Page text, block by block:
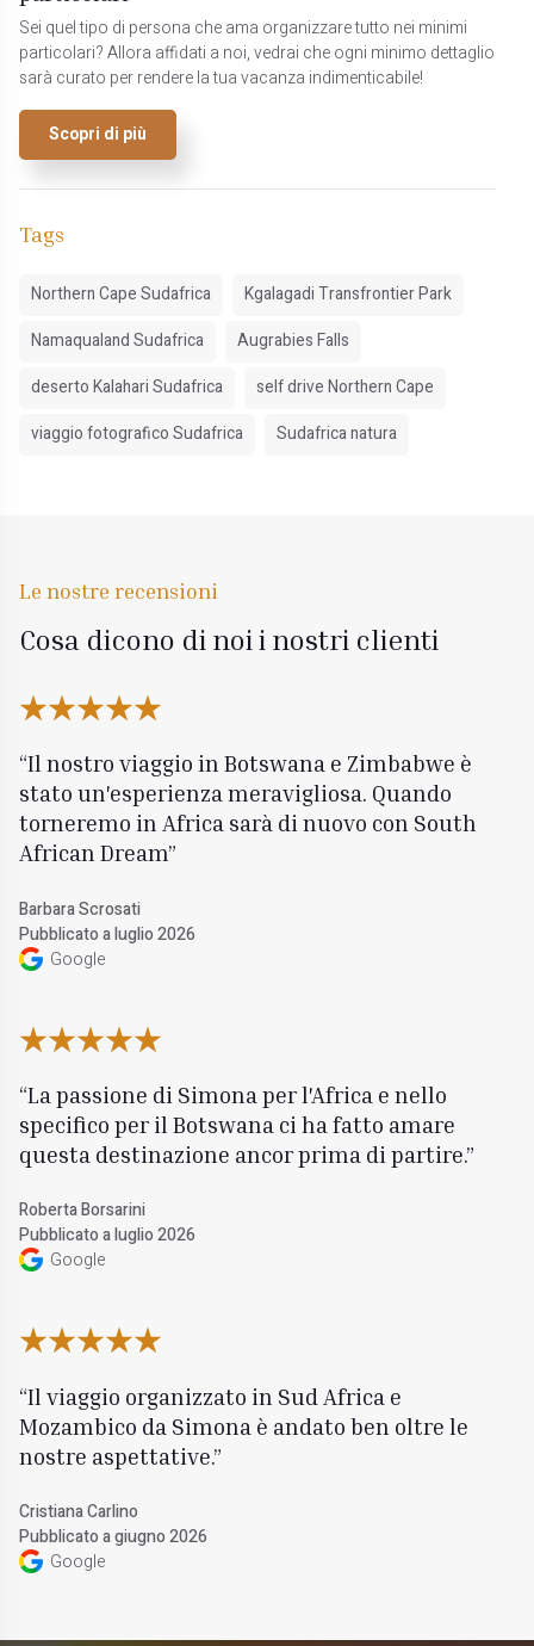
Sei quel tipo di persona che ama organizzare tutto nei minimi
particolari? Allora affidati a noi, vedrai che ogni minimo dettaglio
sarà curato per rendere la tua vacanza indimenticabile!
Scopri di più
Tags
Northern Cape Sudafrica
Kgalagadi Transfrontier Park
Namaqualand Sudafrica
Augrabies Falls
deserto Kalahari Sudafrica
self drive Northern Cape
viaggio fotografico Sudafrica
Sudafrica natura
Le nostre recensioni
Cosa dicono di noi i nostri clienti
Il nostro viaggio in Botswana e Zimbabwe è
stato un'esperienza meravigliosa. Quando
torneremo in Africa sarà di nuovo con South
African Dream
Barbara Scrosati
Pubblicato a luglio 2026
Google
La passione di Simona per l'Africa e nello
specifico per il Botswana ci ha fatto amare
questa destinazione ancor prima di partire.
Roberta Borsarini
Pubblicato a luglio 2026
Google
Il viaggio organizzato in Sud Africa e
Mozambico da Simona è andato ben oltre le
nostre aspettative.
Cristiana Carlino
Pubblicato a giugno 2026
Google